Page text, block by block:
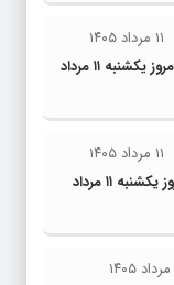
۱۱ مرداد ۱۴۰۵
روزنامه های اقتصادی امروز یکشنبه ۱۱ مرداد
۱۱ مرداد ۱۴۰۵
روزنامه های ورزشی امروز یکشنبه ۱۱ مرداد